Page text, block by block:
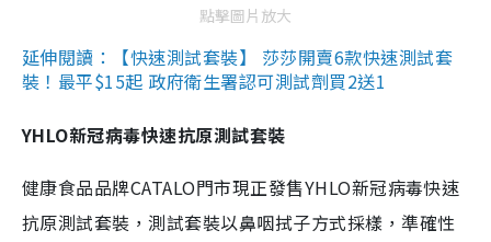
點擊圖片放大
延伸閱讀：【快速測試套裝】 莎莎開賣6款快速測試套
裝！最平$15起 政府衛生署認可測試劑買2送1
YHLO新冠病毒快速抗原測試套裝
健康食品品牌CATALO門市現正發售YHLO新冠病毒快速
抗原測試套裝，測試套裝以鼻咽拭子方式採樣，準確性